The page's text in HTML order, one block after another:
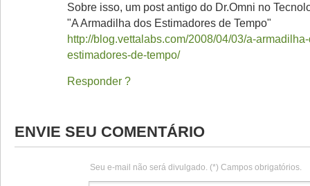
Sobre isso, um post antigo do Dr.Omni no
"A Armadilha dos Estimadores de Tempo"
http://blog.vettalabs.com/2008/04/03/a-
estimadores-de-tempo/
Responder
ENVIE SEU COMENTÁRIO
Seu e-mail não será divulgado. (*) Campos obrigatórios.